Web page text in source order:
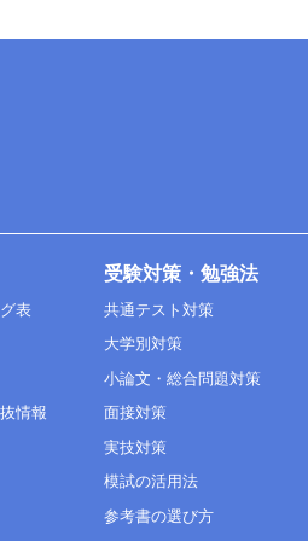
表
情報
受験対策・勉強法
共通テスト対策
大学別対策
小論文・総合問題対策
面接対策
実技対策
模試の活用法
参考書の選び方